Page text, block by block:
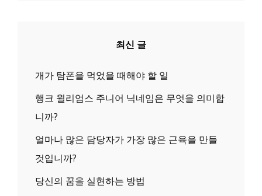
최신 글
개가 탐폰을 먹었을 때해야 할 일
행크 윌리엄스 주니어 닉네임은 무엇을 의미합
니까?
얼마나 많은 담당자가 가장 많은 근육을 만들
것입니까?
당신의 꿈을 실현하는 방법